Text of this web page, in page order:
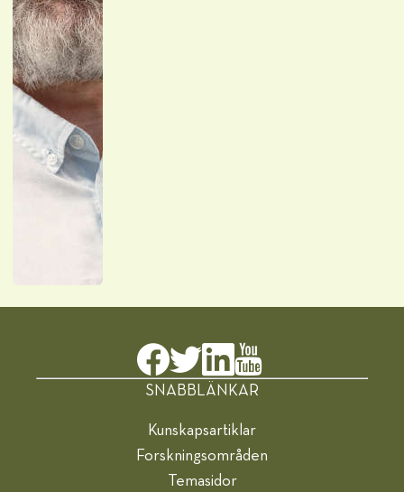
SNABBLÄNKAR
Kunskapsartiklar
Forskningsområden
Temasidor